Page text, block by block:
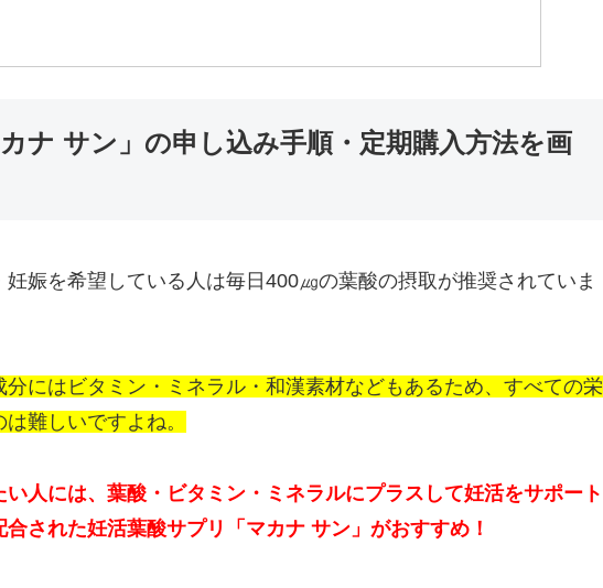
ナ サン」の申し込み手順・定期購入方法を画
娠を希望している人は毎日400㎍の葉酸の摂取が推奨されていま
分にはビタミン・ミネラル・和漢素材などもあるため、すべての栄
難しいですよね。
人には、 葉酸・ビタミン・ミネラルにプラスして妊活をサポート
された妊活葉酸サプリ「マカナ サン」がおすすめ！